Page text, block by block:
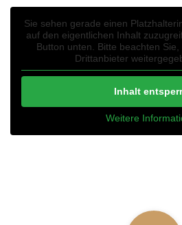
Sie sehen gerade einen
auf den eigentlichen Inhalt
Button unten. Bitte beachten
Drittanbieter
Inhalt
Weitere